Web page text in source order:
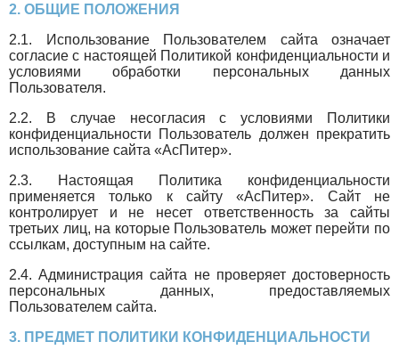
2. ОБЩИЕ ПОЛОЖЕНИЯ
2.1. Использование Пользователем сайта означает
согласие с настоящей Политикой конфиденциальности и
условиями обработки персональных данных
Пользователя.
2.2. В случае несогласия с условиями Политики
конфиденциальности Пользователь должен прекратить
использование сайта «АсПитер».
2.3. Настоящая Политика конфиденциальности
применяется только к сайту «АсПитер». Сайт не
контролирует и не несет ответственность за сайты
третьих лиц, на которые Пользователь может перейти по
ссылкам, доступным на сайте.
2.4. Администрация сайта не проверяет достоверность
персональных данных, предоставляемых
Пользователем сайта.
3. ПРЕДМЕТ ПОЛИТИКИ КОНФИДЕНЦИАЛЬНОСТИ